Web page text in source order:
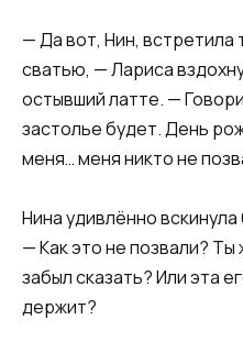
​— Да вот, Нин, встретила
сватью, — Лариса
остывший латте. —
застолье будет. День
меня… меня никто не
​Нина удивлённо
— Как это не позвали?
забыл сказать? Или эта
держит?​